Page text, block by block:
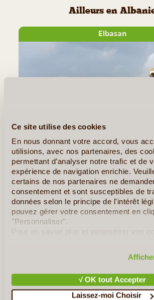
Ce site utilise des cookies
En nous donnant votre accord, vous
utilisions, avec nos partenaires, des
permettant d’analyser notre trafic et de
expérience de navigation enrichie.
certains de nos partenaires ne
consentement et sont susceptibles de
données selon le principe de l'intérêt
pouvez gérer votre consentement en
"Personnaliser".
Pour en savoir plus et paramétrer vos
√ OK tout Accepter
Laissez-moi Choisir
Ailleurs en
Elbasan
L'histoire du château d'Elbasan Bien que
importance certaine à l'époque romaine, il
de vestiges de ce passé antique : les
effacé toute trace de cette époque. Ce
qui (...)
Gjirokastra
Le Lac d'Ohrid